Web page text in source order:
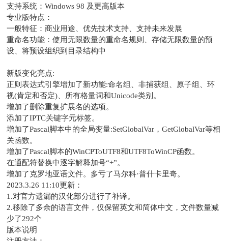
支持系统：Windows 98 及更高版本
专业版特点：
一般特征：商业用途、优先技术支持、支持未来发展
重命名功能：使用无限数量的重命名规则、存储无限数量的预
设、将预设组织到目录结构中
新版变化亮点:
正则表达式引擎增加了新功能:命名组、非捕获组、原子组、环
视(肯定和否定)、所有格量词和Unicode类别。
增加了删除重复扩展名的选项。
添加了IPTC关键字元标签。
增加了Pascal脚本中的全局变量:SetGlobalVar，GetGlobalVar等相
关函数。
增加了Pascal脚本的WinCPToUTF8和UTF8ToWinCP函数。
在通配符替换中逐字解释加号“+”。
增加了克罗地亚语文件。多亏了马尔科·普什卡里奇。
2023.3.26 11:10更新：
1.对官方遗漏的汉化部分进行了补译。
2.移除了多余的语言文件，仅保留英文和简体中文，文件数量减
少了292个
版本说明